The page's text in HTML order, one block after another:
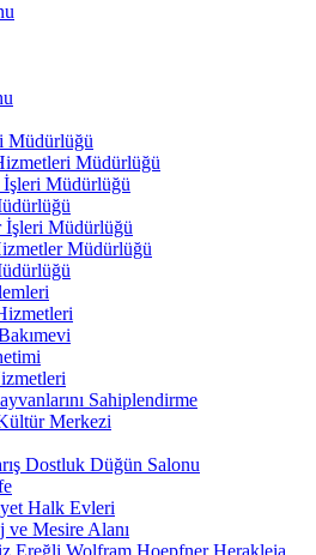
Müdürlüğü
Müdürlüğü
Müdürlüğü
İşleri Müdürlüğü
Müdürlüğü
Sahiplendirme
Merkezi
Dostluk Düğün Salonu
Halk Evleri
ve Mesire Alanı
Ereğli Wolfram Hoepfner Herakleia